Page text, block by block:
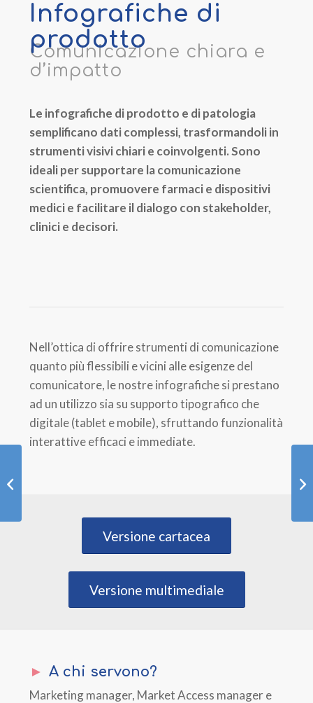
Infografiche di
prodotto
Comunicazione chiara e
d’impatto
Le infografiche di prodotto e di patologia
semplificano dati complessi, trasformandoli in
strumenti visivi chiari e coinvolgenti. Sono
ideali per supportare la comunicazione
scientifica, promuovere farmaci e dispositivi
medici e facilitare il dialogo con stakeholder,
clinici e decisori.
Nell’ottica di offrire strumenti di comunicazione
quanto più flessibili e vicini alle esigenze del
comunicatore, le nostre infografiche si prestano
ad un utilizzo sia su supporto tipografico che
digitale (tablet e mobile), sfruttando funzionalità
interattive efficaci e immediate.
Versione cartacea
Versione multimediale
A chi servono?
Marketing manager, Market Access manager e